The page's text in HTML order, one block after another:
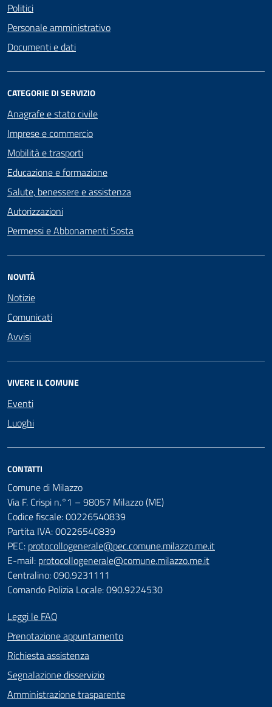
Politici
Personale amministrativo
Documenti e dati
CATEGORIE DI SERVIZIO
Anagrafe e stato civile
Imprese e commercio
Mobilità e trasporti
Educazione e formazione
Salute, benessere e assistenza
Autorizzazioni
Permessi e Abbonamenti Sosta
NOVITÀ
Notizie
Comunicati
Avvisi
VIVERE IL COMUNE
Eventi
Luoghi
CONTATTI
Comune di Milazzo
Via F. Crispi n.°1 – 98057 Milazzo (ME)
Codice fiscale: 00226540839
Partita IVA: 00226540839
PEC: protocollogenerale@pec.comune.milazzo.me.it
E-mail: protocollogenerale@comune.milazzo.me.it
Centralino: 090.9231111
Comando Polizia Locale: 090.9224530
Leggi le FAQ
Prenotazione appuntamento
Richiesta assistenza
Segnalazione disservizio
Amministrazione trasparente